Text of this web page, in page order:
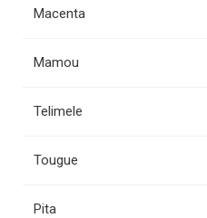
Macenta
Mamou
Telimele
Tougue
Pita